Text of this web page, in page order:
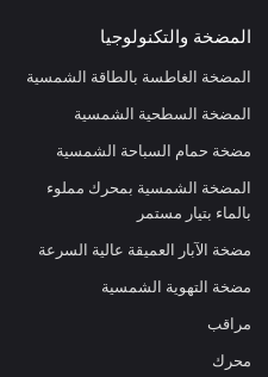
المضخة والتكنولوجيا
المضخة الغاطسة بالطاقة الشمسية
المضخة السطحية الشمسية
مضخة حمام السباحة الشمسية
المضخة الشمسية بمحرك مملوء
بالماء بتيار مستمر
مضخة الآبار العميقة عالية السرعة
مضخة التهوية الشمسية
مراقب
محرك